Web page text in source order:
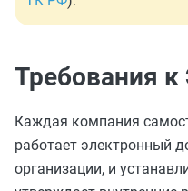
Требования
Каждая компания
работает электронный
организации, и